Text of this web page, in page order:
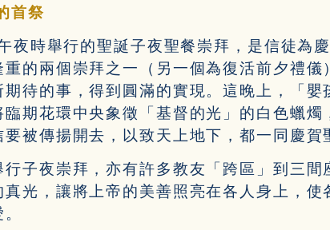
首祭
夜時舉行的聖誕子夜聖餐崇拜，是信徒為
的兩個崇拜之一（另一個為復活前夕禮儀
待的事，得到圓滿的實現。這晚上，「嬰
期花環中央象徵「基督的光」的白色蠟燭
被傳揚開去，以致天上地下，都一同慶賀
子夜崇拜，亦有許多教友「跨區」到三間
光，讓將上帝的美善照亮在各人身上，使